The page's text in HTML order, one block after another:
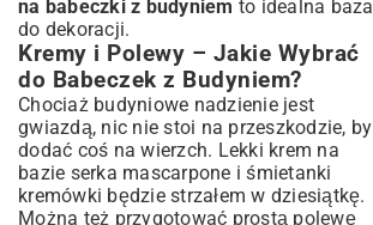
na babeczki z budyniem to idealna baza
do dekoracji.
Kremy i Polewy – Jakie Wybrać
do Babeczek z Budyniem?
Chociaż budyniowe nadzienie jest
gwiazdą, nic nie stoi na przeszkodzie, by
dodać coś na wierzch. Lekki krem na
bazie serka mascarpone i śmietanki
kremówki będzie strzałem w dziesiątkę.
Można też przygotować prostą polewę